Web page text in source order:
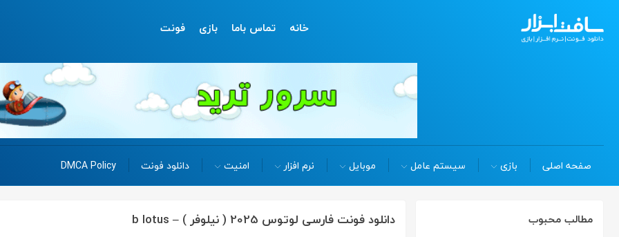
خانه تماس باما بازی فونت
صفحه اصلی بازی سیستم عامل موبایل نرم افزار امنیت دانلود فونت DMCA Policy
مطالب محبوب دانلود فونت فارسی لوتوس 2025 ( نیلوفر ) – b lotus